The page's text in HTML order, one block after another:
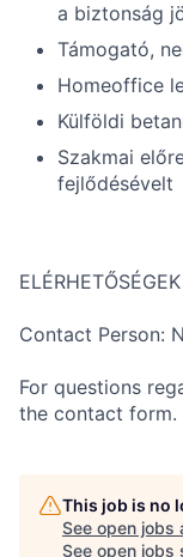
a biztonság
Támogató,
Homeoffice
Külföldi
Szakmai
fejlődésévelt
ELÉRHETŐSÉGEK
Contact Person:
For questions
the contact form.
This job is no
See open jobs
See open jobs